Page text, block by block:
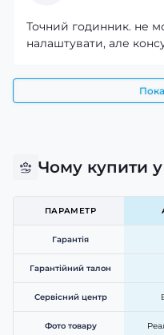
Точний годинник. не
налаштувати, але
Чому купити
ПАРАМЕТР
Гарантія
Гарантійний талон
Сервісний центр
Фото товару